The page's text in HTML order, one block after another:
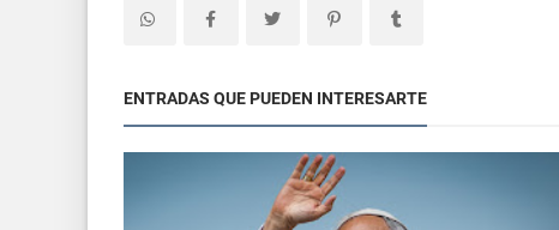
ENTRADAS QUE PUEDEN INTERESARTE